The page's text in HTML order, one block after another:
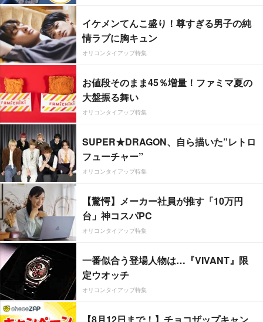
イケメンてんこ盛り！尊すぎる男子の純
情ラブに胸キュン
オリコンタイアップ特集
お値段そのまま45％増量！ファミマ夏の
大盤振る舞い
オリコンタイアップ特集
SUPER★DRAGON、自ら描いた”レトロ
フューチャー”
オリコンタイアップ特集
【驚愕】メーカー社員が推す「10万円
台」神コスパPC
オリコンタイアップ特集
一番似合う登場人物は…『VIVANT』限
定ウオッチ
オリコンタイアップ特集